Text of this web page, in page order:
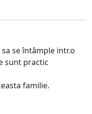
se întâmple intr.o
sunt practic
familie.